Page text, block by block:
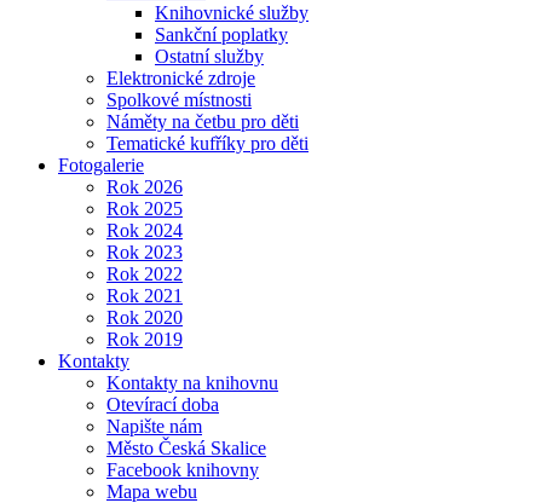
Knihovnické služby
Sankční poplatky
Ostatní služby
Elektronické zdroje
Spolkové místnosti
Náměty na četbu pro děti
Tematické kufříky pro děti
Fotogalerie
Rok 2026
Rok 2025
Rok 2024
Rok 2023
Rok 2022
Rok 2021
Rok 2020
Rok 2019
Kontakty
Kontakty na knihovnu
Otevírací doba
Napište nám
Město Česká Skalice
Facebook knihovny
Mapa webu